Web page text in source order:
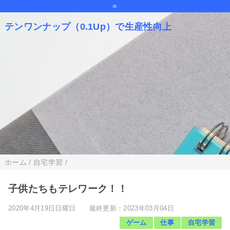
=
テンワンナップ（0.1Up）で生産性向上
ホーム / 自宅学習 /
子供たちもテレワーク！！
2020年4月19日日曜日
最終更新：2023年03月04日
ゲーム
仕事 自宅学習